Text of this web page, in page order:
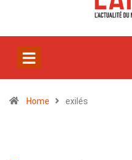
Home exilés